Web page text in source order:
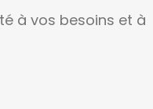
à vos besoins et à